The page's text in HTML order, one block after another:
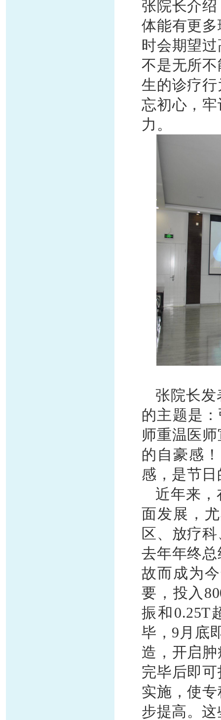
张院长介
体能有更
时会期望
不是无所
生的诊疗
忘初心，
力。
张院长发
的主题是
师重温医
的自豪感
感，是节
近年来，
面发展，
区、放疗
去年年终
故而成为
要，投入
振和0.25T
毕，9月底
造，开启
完毕后即
实施，使
步提高。